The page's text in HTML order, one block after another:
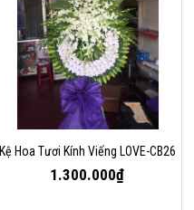
Kệ Hoa Tươi Kính Viếng LOVE-CB26
1.300.000₫